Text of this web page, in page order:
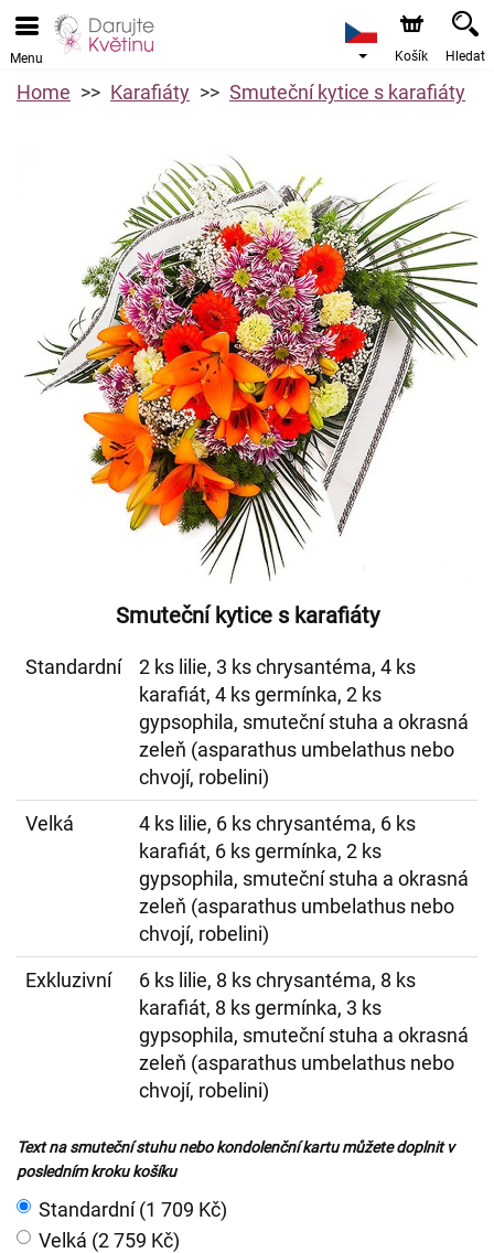
Menu Košík Hledat
Home Karafiáty Smuteční kytice s karafiáty
Smuteční kytice s karafiáty
Standardní
2 ks lilie, 3 ks chrysantéma, 4 ks
karafiát, 4 ks germínka, 2 ks
gypsophila, smuteční stuha a okrasná
zeleň (asparathus umbelathus nebo
chvojí, robelini)
Velká
4 ks lilie, 6 ks chrysantéma, 6 ks
karafiát, 6 ks germínka, 2 ks
gypsophila, smuteční stuha a okrasná
zeleň (asparathus umbelathus nebo
chvojí, robelini)
Exkluzivní
6 ks lilie, 8 ks chrysantéma, 8 ks
karafiát, 8 ks germínka, 3 ks
gypsophila, smuteční stuha a okrasná
zeleň (asparathus umbelathus nebo
chvojí, robelini)
Text na smuteční stuhu nebo kondolenční kartu můžete doplnit v
posledním kroku košíku
Standardní (1 709 Kč)
Velká (2 759 Kč)